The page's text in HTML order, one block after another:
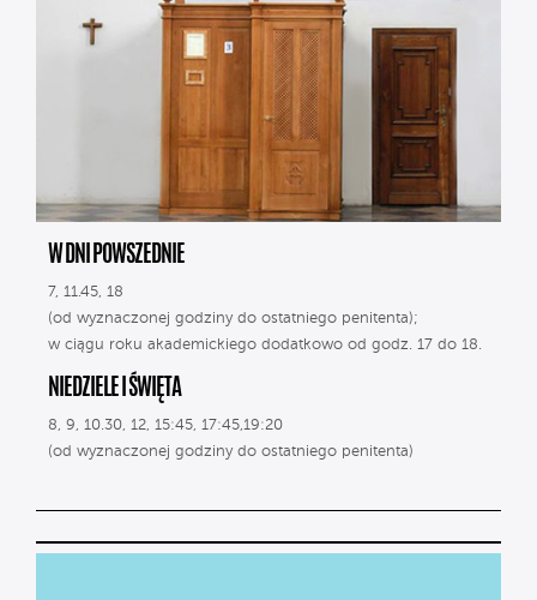
W DNI POWSZEDNIE
7, 11.45, 18
(od wyznaczonej godziny do ostatniego penitenta);
w ciągu roku akademickiego dodatkowo od godz. 17 do 18.
NIEDZIELE I ŚWIĘTA
8, 9, 10.30, 12, 15:45, 17:45,19:20
(od wyznaczonej godziny do ostatniego penitenta)